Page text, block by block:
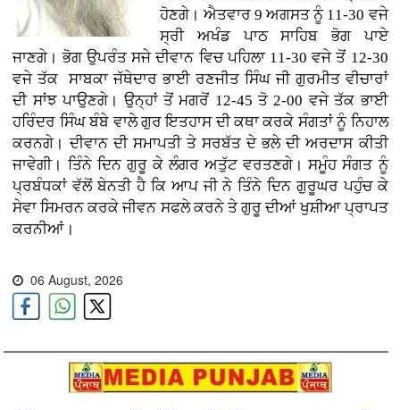
ਹੋਣਗੇ। ਐਤਵਾਰ 9 ਅਗਸਤ ਨੂੰ 11-30 ਵਜੇ
ਸ੍ਰੀ ਅਖੰਡ ਪਾਠ ਸਾਹਿਬ ਭੋਗ ਪਾਏ
ਜਾਣਗੇ। ਭੋਗ ਉਪਰੰਤ ਸਜੇ ਦੀਵਾਨ ਵਿਚ ਪਹਿਲਾ 11-30 ਵਜੇ ਤੋਂ 12-30
ਵਜੇ ਤੱਕ ਸਾਬਕਾ ਜੱਥੇਦਾਰ ਭਾਈ ਰਣਜੀਤ ਸਿੰਘ ਜੀ ਗੁਰਮੀਤ ਵੀਚਾਰਾਂ
ਦੀ ਸਾਂਝ ਪਾਉਣਗੇ। ਉਨ੍ਹਾਂ ਤੋਂ ਮਗਰੋਂ 12-45 ਤੋ 2-00 ਵਜੇ ਤੱਕ ਭਾਈ
ਹਰਿੰਦਰ ਸਿੰਘ ਬੰਬੇ ਵਾਲੇ ਗੁਰ ਇਤਹਾਸ ਦੀ ਕਥਾ ਕਰਕੇ ਸੰਗਤਾਂ ਨੂੰ ਨਿਹਾਲ
ਕਰਨਗੇ। ਦੀਵਾਨ ਦੀ ਸਮਾਪਤੀ ਤੇ ਸਰਬੱਤ ਦੇ ਭਲੇ ਦੀ ਅਰਦਾਸ ਕੀਤੀ
ਜਾਵੇਗੀ। ਤਿੰਨੇ ਦਿਨ ਗੁਰੂ ਕੇ ਲੰਗਰ ਅਤੁੱਟ ਵਰਤਣਗੇ। ਸਮੂੰਹ ਸੰਗਤ ਨੂੰ
ਪ੍ਰਬੰਧਕਾਂ ਵੱਲੋਂ ਬੇਨਤੀ ਹੈ ਕਿ ਆਪ ਜੀ ਨੇ ਤਿੰਨੇ ਦਿਨ ਗੁਰੂਘਰ ਪਹੁੰਚ ਕੇ
ਸੇਵਾ ਸਿਮਰਨ ਕਰਕੇ ਜੀਵਨ ਸਫਲੇ ਕਰਨੇ ਤੇ ਗੁਰੂ ਦੀਆਂ ਖੁਸ਼ੀਆ ਪ੍ਰਾਪਤ
ਕਰਨੀਆਂ।
06 August, 2026